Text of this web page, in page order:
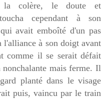
la colère, le doute et
cependant à son
avait emboîté d'un pas
à son doigt avant
comme il se serait défait
mais ferme. Il
planté dans le visage
puis, vaincu par le train